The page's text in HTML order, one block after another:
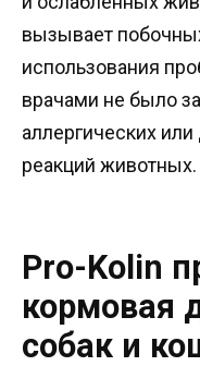
вызывает
использования
врачами не было
аллергических
реакций животных.
Pro-Kolin
кормовая
собак и